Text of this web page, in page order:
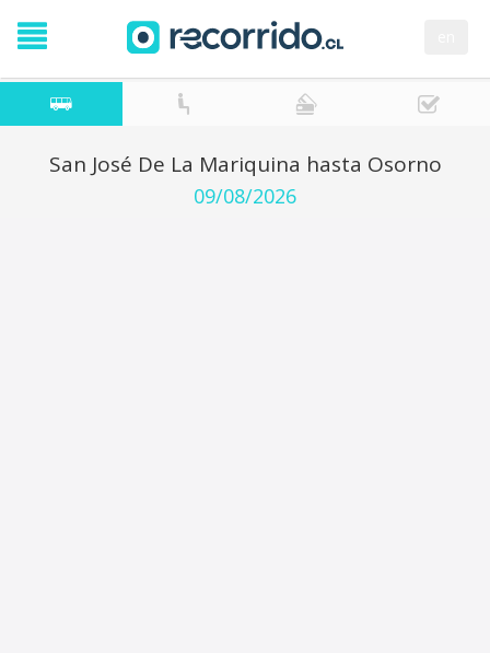
San José De La Mariquina hasta Osorno
09/08/2026